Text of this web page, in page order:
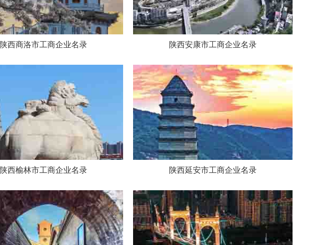
陕西商洛市工商企业名录 陕西安康市工商企业名录
陕西榆林市工商企业名录 陕西延安市工商企业名录